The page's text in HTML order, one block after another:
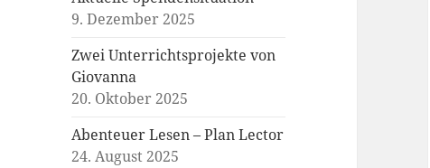
9. Dezember 2025
Zwei Unterrichtsprojekte von
Giovanna
20. Oktober 2025
Abenteuer Lesen – Plan Lector
24. August 2025